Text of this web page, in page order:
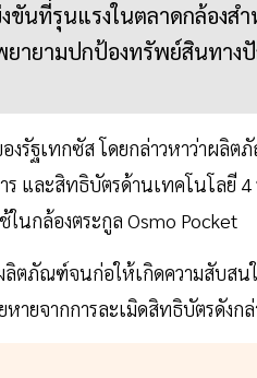
นที่รุนแรงในตลาดกล้องสำ
ยายามปกป้องทรัพย์สินทาง
รัฐเทกซัส โดยกล่าวหาว่าผลิ
และสิทธิบัตรด้านเทคโนโลยี 4
นกล้องตระกูล Osmo Pocket
ตภัณฑ์จนก่อให้เกิดความสับสน
ายจากการละเมิดสิทธิบัตรดังกล่